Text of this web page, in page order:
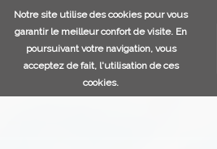
Notre site utilise des cookies pour vous
garantir le meilleur confort de visite. En
poursuivant votre navigation, vous
acceptez de fait, l'utilisation de ces
cookies.
Aller
au